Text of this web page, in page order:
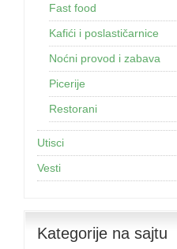
Fast food
Kafići i poslastičarnice
Noćni provod i zabava
Picerije
Restorani
Utisci
Vesti
Kategorije na sajtu